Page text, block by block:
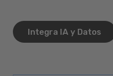
Integra IA y Datos